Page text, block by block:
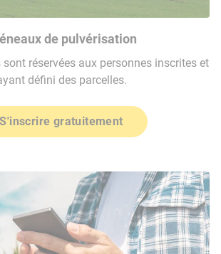
de pulvérisation
réservées aux personnes inscrites et
défini des parcelles.
S'inscrire gratuitement